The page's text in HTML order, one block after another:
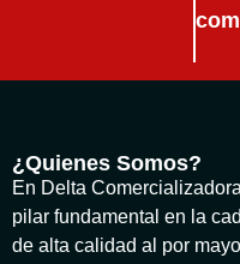
¿Quienes Somos?
En Delta
pilar fundamental en la
de alta calidad al por